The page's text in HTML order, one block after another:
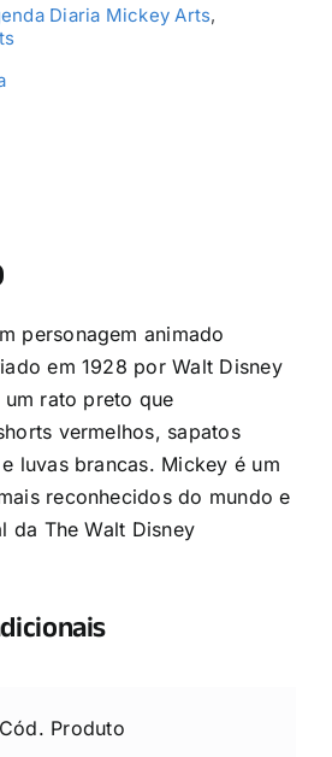
Diaria Mickey Arts,
personagem animado
em 1928 por Walt Disney
rato preto que
vermelhos, sapatos
luvas brancas. Mickey é um
reconhecidos do mundo e
da The Walt Disney
Cód. Produto